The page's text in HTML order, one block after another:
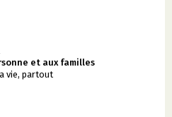
et aux familles
vie, partout